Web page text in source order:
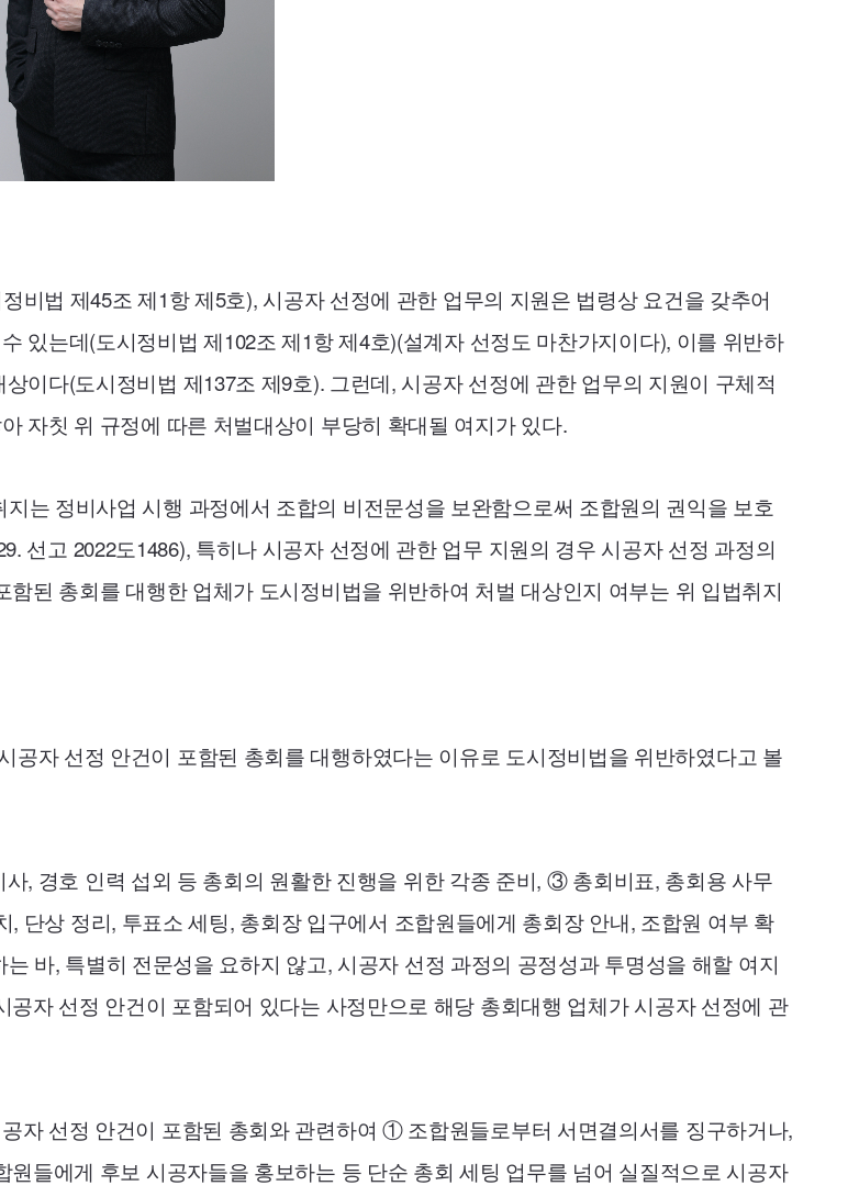
비법 제45조 제1항 제5호), 시공자 선정에 관한 업무의 지원은 법령상 요건을 갖추어
있는데(도시정비법 제102조 제1항 제4호)(설계자 선정도 마찬가지이다), 이를 위반하
이다(도시정비법 제137조 제9호). 그런데, 시공자 선정에 관한 업무의 지원이 구체적
자칫 위 규정에 따른 처벌대상이 부당히 확대될 여지가 있다.
는 정비사업 시행 과정에서 조합의 비전문성을 보완함으로써 조합원의 권익을 보호
선고 2022도1486), 특히나 시공자 선정에 관한 업무 지원의 경우 시공자 선정 과정의
된 총회를 대행한 업체가 도시정비법을 위반하여 처벌 대상인지 여부는 위 입법취지
자 선정 안건이 포함된 총회를 대행하였다는 이유로 도시정비법을 위반하였다고 볼
, 경호 인력 섭외 등 총회의 원활한 진행을 위한 각종 준비, ③ 총회비표, 총회용 사무
단상 정리, 투표소 세팅, 총회장 입구에서 조합원들에게 총회장 안내, 조합원 여부 확
바, 특별히 전문성을 요하지 않고, 시공자 선정 과정의 공정성과 투명성을 해할 여지
자 선정 안건이 포함되어 있다는 사정만으로 해당 총회대행 업체가 시공자 선정에 관
자 선정 안건이 포함된 총회와 관련하여 ① 조합원들로부터 서면결의서를 징구하거나,
들에게 후보 시공자들을 홍보하는 등 단순 총회 세팅 업무를 넘어 실질적으로 시공자